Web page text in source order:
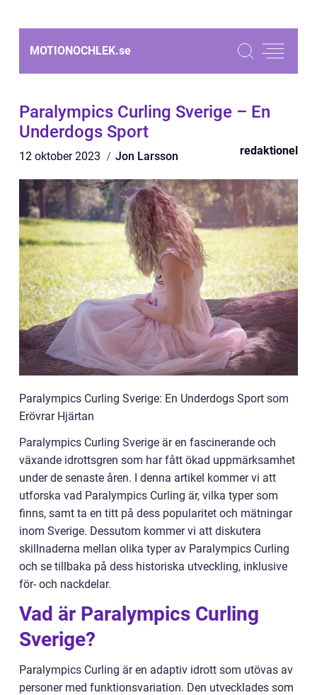
MOTIONOCHLEK.se
Paralympics Curling Sverige – En
Underdogs Sport
12 oktober 2023 Jon Larsson redaktionel
Paralympics Curling Sverige: En Underdogs Sport som
Erövrar Hjärtan
Paralympics Curling Sverige är en fascinerande och
växande idrottsgren som har fått ökad uppmärksamhet
under de senaste åren. I denna artikel kommer vi att
utforska vad Paralympics Curling är, vilka typer som
finns, samt ta en titt på dess popularitet och mätningar
inom Sverige. Dessutom kommer vi att diskutera
skillnaderna mellan olika typer av Paralympics Curling
och se tillbaka på dess historiska utveckling, inklusive
för- och nackdelar.
Vad är Paralympics Curling
Sverige?
Paralympics Curling är en adaptiv idrott som utövas av
personer med funktionsvariation. Den utvecklades som